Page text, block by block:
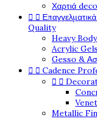
Χαρτιά
 
Quality
Heavy
Acrylic
Gesso &
  Cadence
 
Metallic